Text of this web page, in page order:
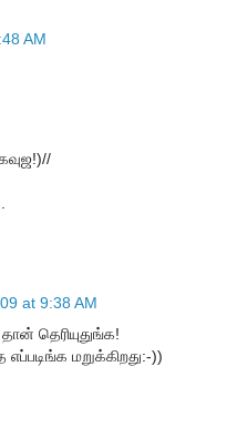
AM
at 9:38 AM
தெரியுதுங்க!
மறுக்கிறது:-))